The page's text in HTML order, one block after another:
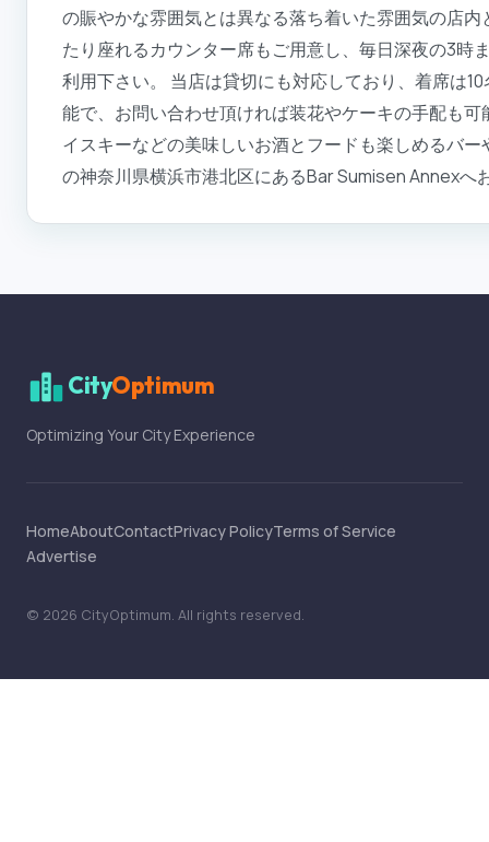
の賑やかな雰囲気とは異なる落ち着いた雰囲気の店
たり座れるカウンター席もご用意し、毎日深夜の3時
利用下さい。 当店は貸切にも対応しており、着席は
能で、お問い合わせ頂ければ装花やケーキの手配も
イスキーなどの美味しいお酒とフードも楽しめるバ
の神奈川県横浜市港北区にあるBar Sumisen Annexへ
CityOptimum
Optimizing Your City Experience
HomeAboutContactPrivacy PolicyTerms of Service
Advertise
© 2026 CityOptimum. All rights reserved.